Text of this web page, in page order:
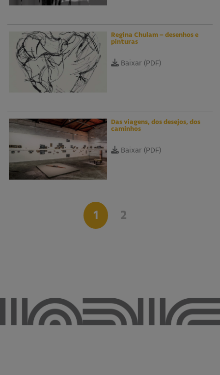
Regina Chulam – desenhos e
pinturas
Baixar (PDF)
Das viagens, dos desejos, dos
caminhos
Baixar (PDF)
1 2